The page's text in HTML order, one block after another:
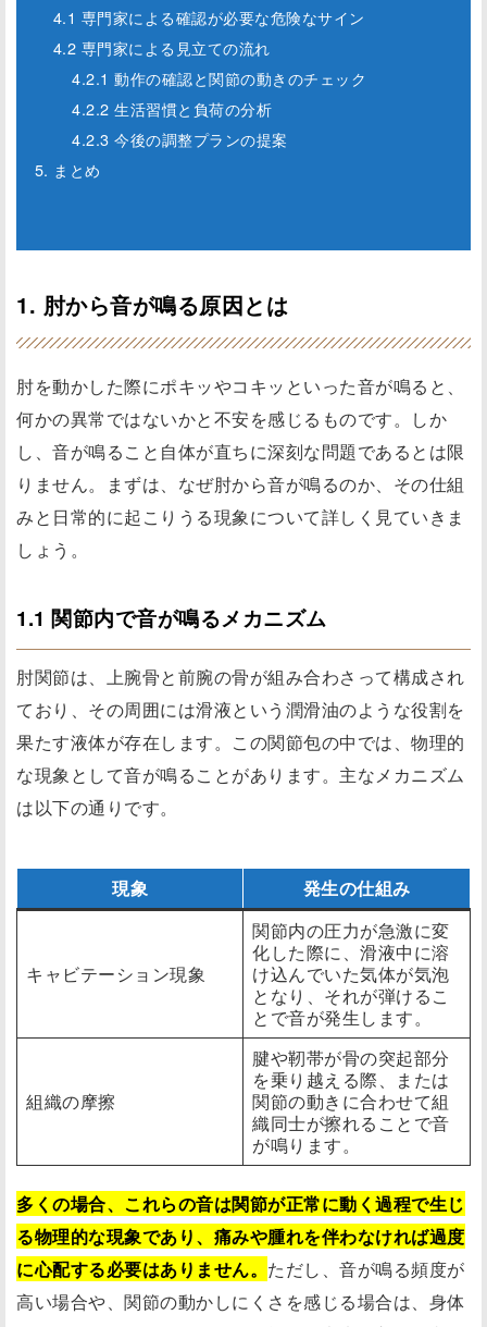
4.1 専門家による確認が必要な危険なサイン
4.2 専門家による見立ての流れ
4.2.1 動作の確認と関節の動きのチェック
4.2.2 生活習慣と負荷の分析
4.2.3 今後の調整プランの提案
5. まとめ
1. 肘から音が鳴る原因とは
肘を動かした際にポキッやコキッといった音が鳴ると、
何かの異常ではないかと不安を感じるものです。しか
し、音が鳴ること自体が直ちに深刻な問題であるとは限
りません。まずは、なぜ肘から音が鳴るのか、その仕組
みと日常的に起こりうる現象について詳しく見ていきま
しょう。
1.1 関節内で音が鳴るメカニズム
肘関節は、上腕骨と前腕の骨が組み合わさって構成され
ており、その周囲には滑液という潤滑油のような役割を
果たす液体が存在します。この関節包の中では、物理的
な現象として音が鳴ることがあります。主なメカニズム
は以下の通りです。
現象 発生の仕組み
キャビテーション現象
関節内の圧力が急激に変
化した際に、滑液中に溶
け込んでいた気体が気泡
となり、それが弾けるこ
とで音が発生します。
組織の摩擦
腱や靭帯が骨の突起部分
を乗り越える際、または
関節の動きに合わせて組
織同士が擦れることで音
が鳴ります。
多くの場合、これらの音は関節が正常に動く過程で生じ
る物理的な現象であり、痛みや腫れを伴わなければ過度
に心配する必要はありません。 ただし、音が鳴る頻度が
高い場合や、関節の動かしにくさを感じる場合は、身体